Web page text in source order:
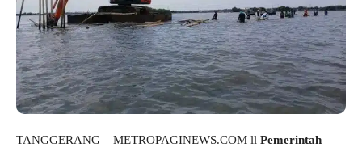
TANGGERANG – METROPAGINEWS.COM ll Pemerintah